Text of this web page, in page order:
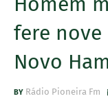
fere
Novo
Rádio Pioneira Fm